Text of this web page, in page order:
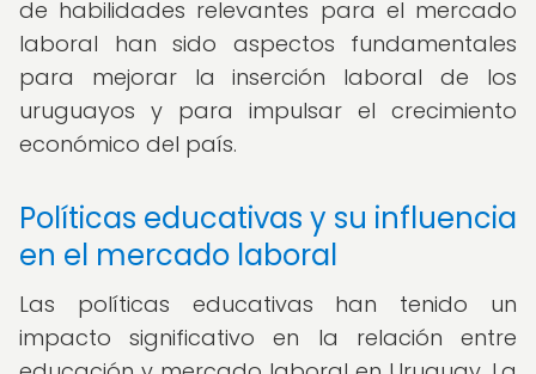
de habilidades relevantes para el mercado
laboral han sido aspectos fundamentales
para mejorar la inserción laboral de los
uruguayos y para impulsar el crecimiento
económico del país.
Políticas educativas y su influencia
en el mercado laboral
Las políticas educativas han tenido un
impacto significativo en la relación entre